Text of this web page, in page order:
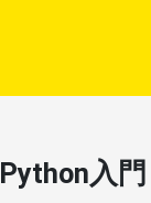
Python入